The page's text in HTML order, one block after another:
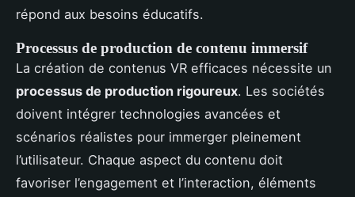
répond aux besoins éducatifs.
Processus de production de contenu immersif
La création de contenus VR efficaces nécessite un
processus de production rigoureux. Les sociétés
doivent intégrer technologies avancées et
scénarios réalistes pour immerger pleinement
l’utilisateur. Chaque aspect du contenu doit
favoriser l’engagement et l’interaction, éléments